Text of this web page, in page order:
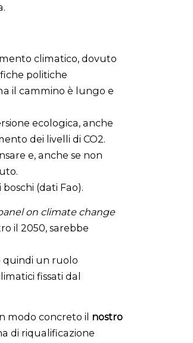
climatico, dovuto
politiche
il cammino è lungo e
ecologica, anche
dei livelli di CO2.
e, anche se non
(dati Fao).
on climate change
il 2050, sarebbe
quindi un ruolo
fissati dal
modo concreto il nostro
di riqualificazione